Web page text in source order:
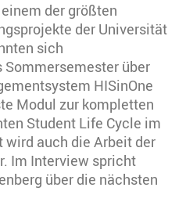
der größten
der Universität
sich
Sommersemester über
HISinOne
Modul zur kompletten
Student Life Cycle im
wird auch die Arbeit der
Im Interview spricht
über die nächsten